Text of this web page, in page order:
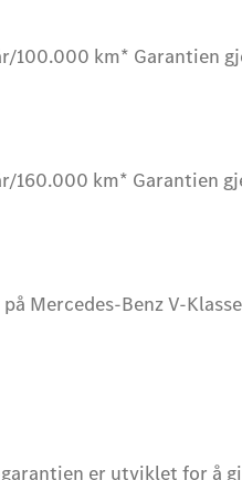
km* Garantien
km* Garantien
Mercedes-Benz V-
er utviklet for å